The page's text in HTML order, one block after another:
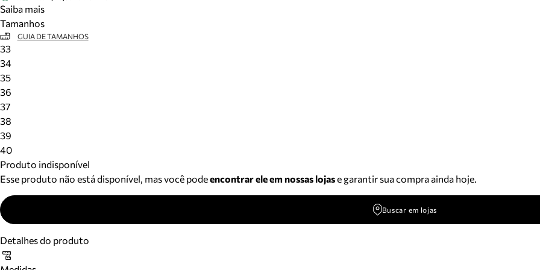
Saiba mais
Tamanhos
GUIA DE TAMANHOS
33
34
35
36
37
38
39
40
Produto indisponível
Esse produto não está disponível, mas você podeencontrar ele em nossas lojase garantir sua compra ainda hoje.
Buscar em lojas
Detalhes do produto